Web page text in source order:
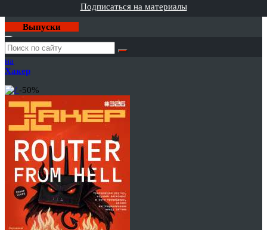
Подписаться на материалы
Выпуски
Годовая
подписка
на
Хакер
-50%